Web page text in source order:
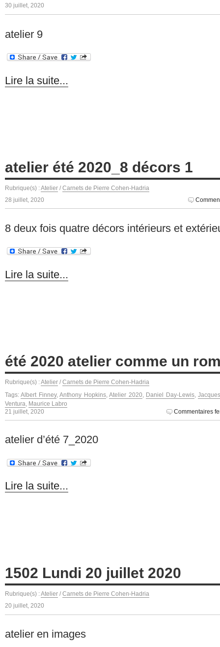
30 juillet, 2020
atelier 9
Lire la suite...
atelier été 2020_8 décors 1
Rubrique(s) :Atelier / Carnets de Pierre Cohen-Hadria
28 juillet, 2020
8 deux fois quatre décors intérieurs et
Lire la suite...
été 2020 atelier comme un
Rubrique(s) :Atelier / Carnets de Pierre Cohen-Hadria
Tags:Albert Finney,Anthony Hopkins,Atelier 2020, Daniel Day-Lewis,
Ventura, Maurice Labro
21 juillet, 2020
Commentaires
atelier d’été 7_2020
Lire la suite...
1502 Lundi 20 juillet 2020
Rubrique(s) :Atelier / Carnets de Pierre Cohen-Hadria
20 juillet, 2020
atelier en images